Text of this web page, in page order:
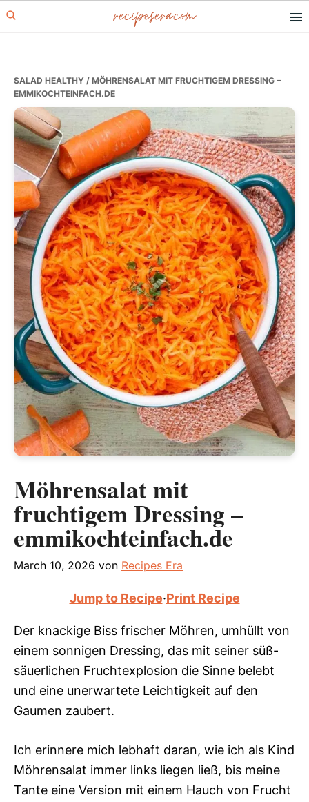
Skip
to
Skip
to
Skip
to
recipesera.com
SALAD HEALTHY / MÖHRENSALAT MIT FRUCHTIGEM DRESSING –
EMMIKOCHTEINFACH.DE
Möhrensalat mit
fruchtigem Dressing –
emmikochteinfach.de
March 10, 2026 von Recipes Era
Jump to Recipe·Print Recipe
Der knackige Biss frischer Möhren, umhüllt von
einem sonnigen Dressing, das mit seiner süß-
säuerlichen Fruchtexplosion die Sinne belebt
und eine unerwartete Leichtigkeit auf den
Gaumen zaubert.
Ich erinnere mich lebhaft daran, wie ich als Kind
Möhrensalat immer links liegen ließ, bis meine
Tante eine Version mit einem Hauch von Frucht